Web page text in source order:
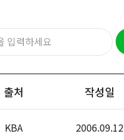
출처 작성일
KBA 2006.09.12